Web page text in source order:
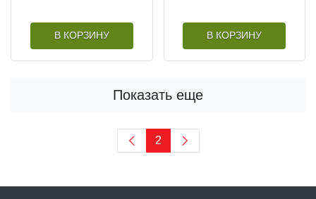
В КОРЗИНУ В КОРЗИНУ
Показать еще
2